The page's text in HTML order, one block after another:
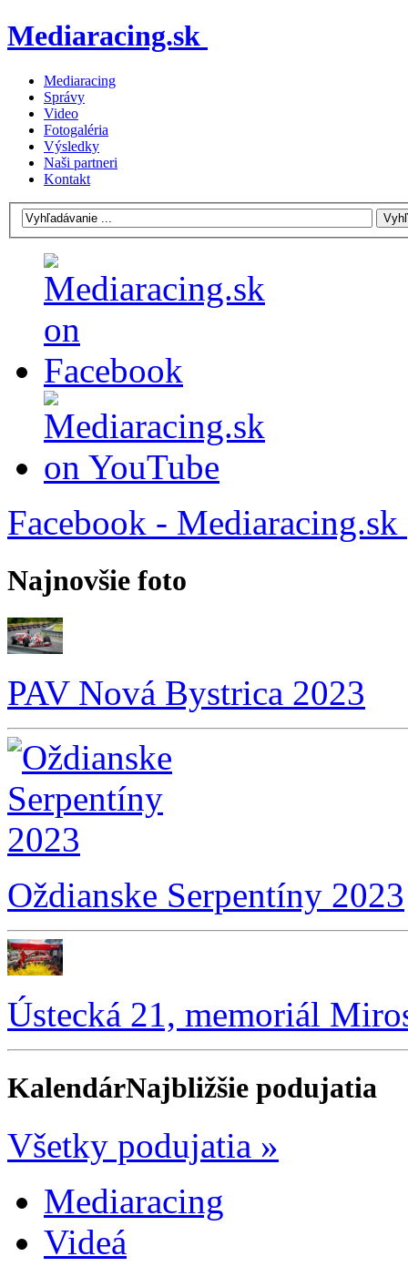
Mediaracing.sk
Mediaracing
Správy
Video
Fotogaléria
Výsledky
Naši partneri
Kontakt
Facebook - Mediaracing.sk
Najnovšie foto
PAV Nová Bystrica 2023
Oždianske Serpentíny 2023
Ústecká 21, memoriál
KalendárNajbližšie podujatia
Všetky podujatia »
Mediaracing
Videá